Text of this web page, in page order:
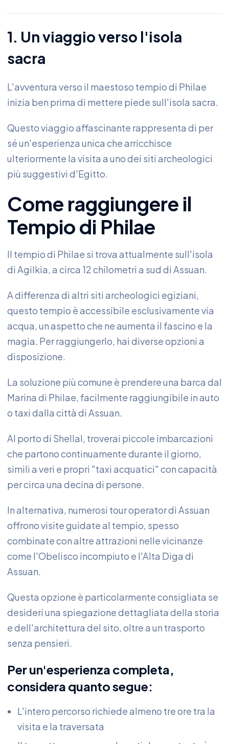
1. Un viaggio verso l'isola
sacra
L'avventura verso il maestoso tempio di Philae
inizia ben prima di mettere piede sull'isola sacra.
Questo viaggio affascinante rappresenta di per
sé un'esperienza unica che arricchisce
ulteriormente la visita a uno dei siti archeologici
più suggestivi d'Egitto.
Come raggiungere il
Tempio di Philae
Il tempio di Philae si trova attualmente sull'isola
di Agilkia, a circa 12 chilometri a sud di Assuan.
A differenza di altri siti archeologici egiziani,
questo tempio è accessibile esclusivamente via
acqua, un aspetto che ne aumenta il fascino e la
magia. Per raggiungerlo, hai diverse opzioni a
disposizione.
La soluzione più comune è prendere una barca dal
Marina di Philae, facilmente raggiungibile in auto
o taxi dalla città di Assuan.
Al porto di Shellal, troverai piccole imbarcazioni
che partono continuamente durante il giorno,
simili a veri e propri "taxi acquatici" con capacità
per circa una decina di persone.
In alternativa, numerosi tour operator di Assuan
offrono visite guidate al tempio, spesso
combinate con altre attrazioni nelle vicinanze
come l'Obelisco incompiuto e l'Alta Diga di
Assuan.
Questa opzione è particolarmente consigliata se
desideri una spiegazione dettagliata della storia
e dell'architettura del sito, oltre a un trasporto
senza pensieri.
Per un'esperienza completa,
considera quanto segue:
L'intero percorso richiede almeno tre ore tra la
visita e la traversata